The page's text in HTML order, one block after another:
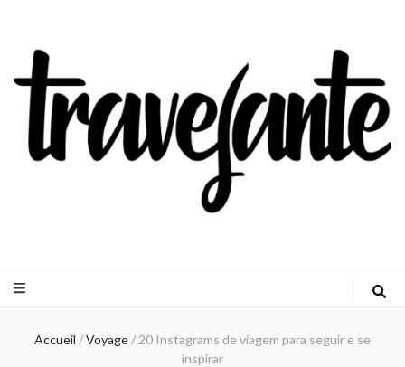
Travejante
Accueil /Voyage/ 20 Instagrams de viagem para seguir e se
inspirar